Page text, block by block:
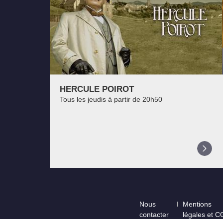
HERCULE POIROT
Tous les jeudis à partir de 20h50
Footer
Nous
contacter
Mentions
légales et